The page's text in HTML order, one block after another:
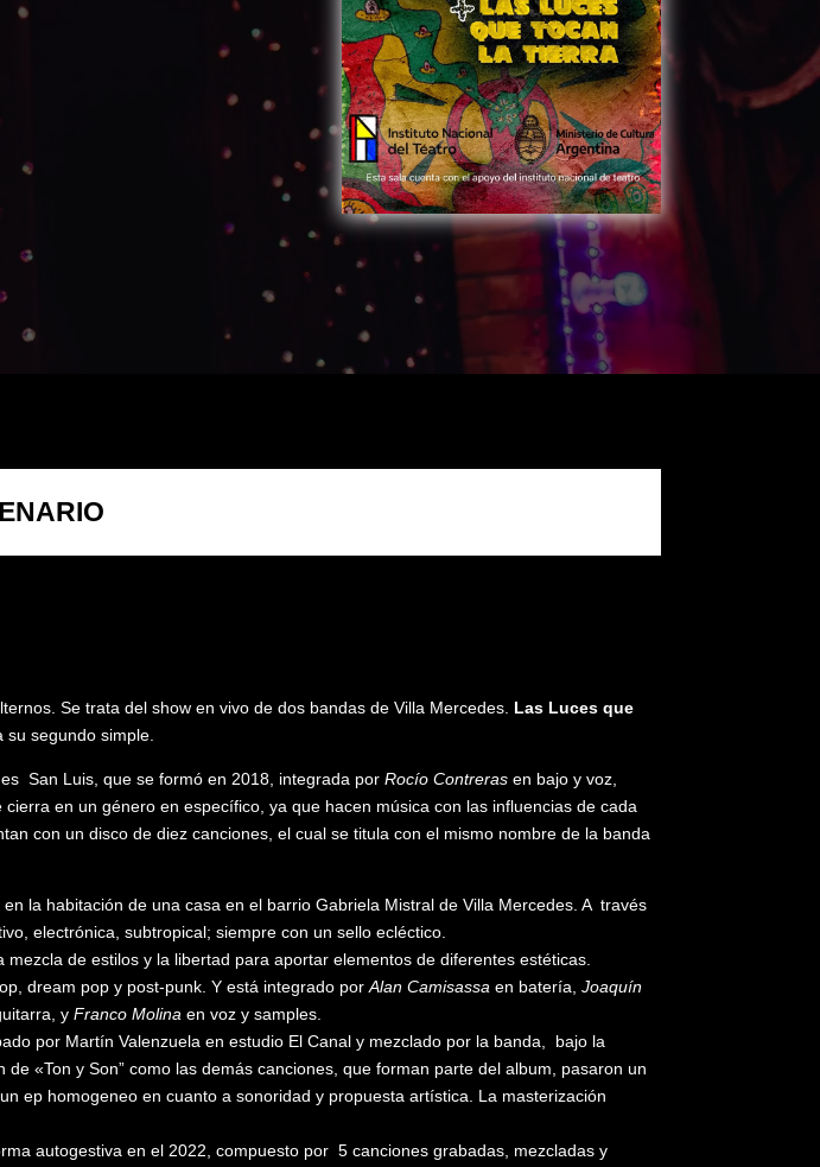
Se trata del show en vivo de dos bandas de Villa Mercedes. Las Luces que
su segundo simple.
San Luis, que se formó en 2018, integrada porRocío Contreras en bajo y voz,
en un género en específico, ya que hacen música con las influencias de cada
con un disco de diez canciones, el cual se titula con el mismo nombre de la banda
la habitación de una casa en el barrio Gabriela Mistral de Villa Mercedes. A través
electrónica, subtropical; siempre con un sello ecléctico.
de estilos y la libertad para aportar elementos de diferentes estéticas.
dream pop y post-punk. Y está integrado porAlan Camisassa en batería,Joaquín
yFranco Molina en voz y samples.
por Martín Valenzuela en estudio El Canal y mezclado por la banda, bajo la
«Ton y Son” como las demás canciones, que forman parte del album, pasaron un
ep homogeneo en cuanto a sonoridad y propuesta artística. La masterización
autogestiva en el 2022, compuesto por 5 canciones grabadas, mezcladas y